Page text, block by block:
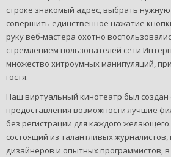
строке знакомый адрес, выбрать нужную
совершить единственное нажатие
руку веб-мастера охотно
стремлением пользователей сети
множество хитроумных манипуляций,
гостя.
Наш виртуальный кинотеатр был создан
предоставления возможности лучшие
без регистрации для каждого
состоящий из талантливых
дизайнеров и опытных программистов,